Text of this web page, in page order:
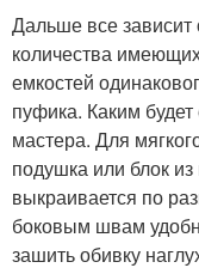
Дальше все зависит
количества
емкостей
пуфика. Каким будет
мастера. Для
подушка или блок
выкраивается по
боковым швам
зашить обивку